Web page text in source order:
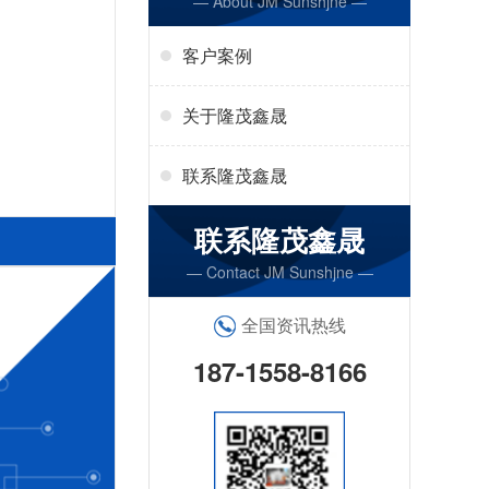
客户案例
关于隆茂鑫晟
联系隆茂鑫晟
联系隆茂鑫晟
— Contact JM Sunshjne —
全国资讯热线
187-1558-8166